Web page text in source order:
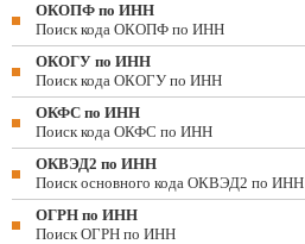
ОКОПФ по ИНН
Поиск кода ОКОПФ по ИНН
ОКОГУ по ИНН
Поиск кода ОКОГУ по ИНН
ОКФС по ИНН
Поиск кода ОКФС по ИНН
ОКВЭД2 по ИНН
Поиск основного кода ОКВЭД2 по ИНН
ОГРН по ИНН
Поиск ОГРН по ИНН